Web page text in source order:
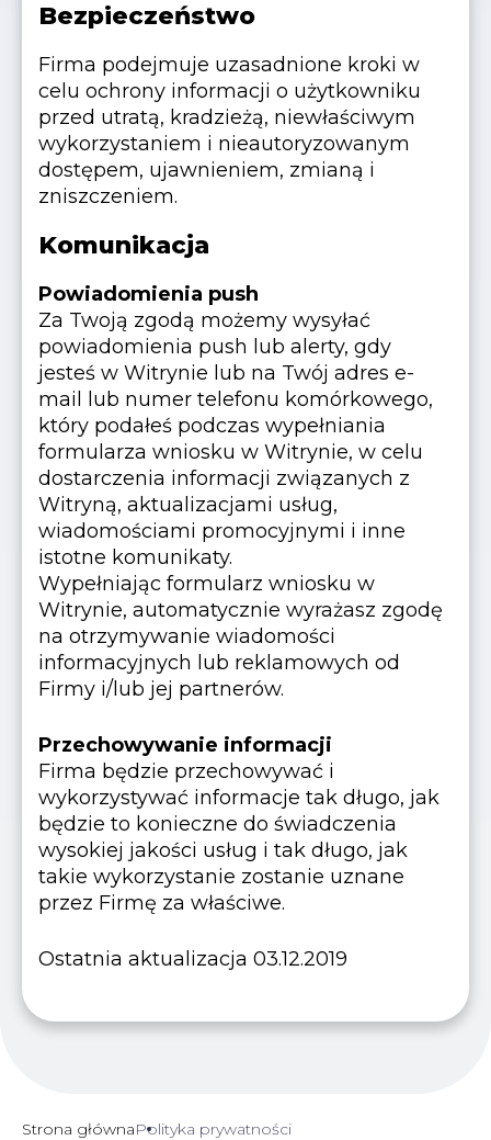
Bezpieczeństwo
Firma podejmuje uzasadnione kroki w
celu ochrony informacji o użytkowniku
przed utratą, kradzieżą, niewłaściwym
wykorzystaniem i nieautoryzowanym
dostępem, ujawnieniem, zmianą i
zniszczeniem.
Komunikacja
Powiadomienia push
Za Twoją zgodą możemy wysyłać
powiadomienia push lub alerty, gdy
jesteś w Witrynie lub na Twój adres e-
mail lub numer telefonu komórkowego,
który podałeś podczas wypełniania
formularza wniosku w Witrynie, w celu
dostarczenia informacji związanych z
Witryną, aktualizacjami usług,
wiadomościami promocyjnymi i inne
istotne komunikaty.
Wypełniając formularz wniosku w
Witrynie, automatycznie wyrażasz zgodę
na otrzymywanie wiadomości
informacyjnych lub reklamowych od
Firmy i/lub jej partnerów.
Przechowywanie informacji
Firma będzie przechowywać i
wykorzystywać informacje tak długo, jak
będzie to konieczne do świadczenia
wysokiej jakości usług i tak długo, jak
takie wykorzystanie zostanie uznane
przez Firmę za właściwe.
Ostatnia aktualizacja 03.12.2019
Strona głównaPolityka prywatności